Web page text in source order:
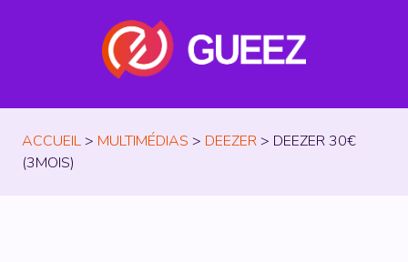
ACCUEIL> MULTIMÉDIAS > DEEZER> DEEZER 30€
(3MOIS)